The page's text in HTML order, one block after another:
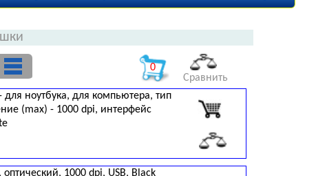
Сравнить
0
ноутбука, для компьютера, тип
(max) - 1000 dpi, интерфейс
1000 dpi, USB, Black